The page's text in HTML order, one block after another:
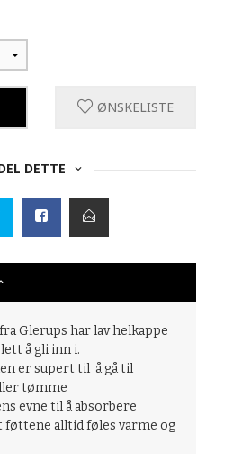
ØNSKELISTE
DETTE
Glerups har lav helkappe
å gli inn i.
er supert til å gå til
tømme
evne til å absorbere
føttene alltid føles varme og